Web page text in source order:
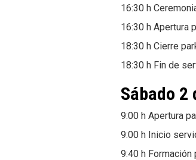
16:30 h
16:30 h Apertura
18:30 h Cierre
18:30 h Fin de
Sábado 2
9:00 h Apertura
9:00 h Inicio
9:40 h